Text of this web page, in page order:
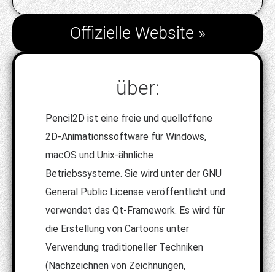
Offizielle Website »
über:
Pencil2D ist eine freie und quelloffene
2D-Animationssoftware für Windows,
macOS und Unix-ähnliche
Betriebssysteme. Sie wird unter der GNU
General Public License veröffentlicht und
verwendet das Qt-Framework. Es wird für
die Erstellung von Cartoons unter
Verwendung traditioneller Techniken
(Nachzeichnen von Zeichnungen,